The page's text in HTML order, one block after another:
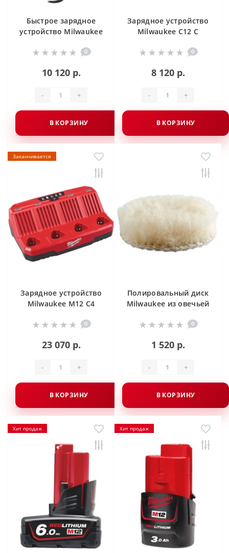
Быстрое зарядное
устройство Milwaukee
0
10 120 р.
- +
В КОРЗИНУ
Зарядное устройство
Milwaukee C12 C
0
8 120 р.
- +
В КОРЗИНУ
Заканчивается
Зарядное устройство
Milwaukee M12 C4
0
23 070 р.
- +
В КОРЗИНУ
Полировальный диск
Milwaukee из овечьей
0
1 520 р.
- +
В КОРЗИНУ
Хит продаж Хит продаж